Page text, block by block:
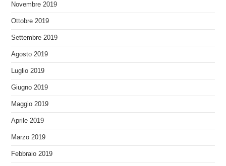
Novembre 2019
Ottobre 2019
Settembre 2019
Agosto 2019
Luglio 2019
Giugno 2019
Maggio 2019
Aprile 2019
Marzo 2019
Febbraio 2019